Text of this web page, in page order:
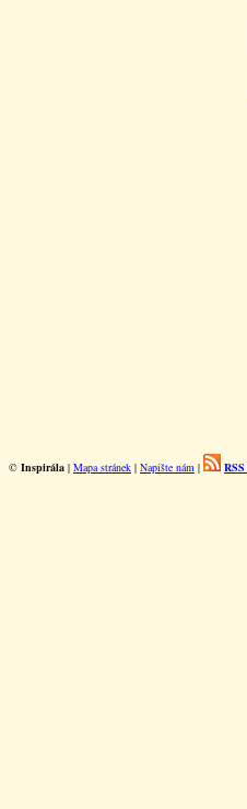
© Inspirála | Mapa stránek | Napište nám | RSS